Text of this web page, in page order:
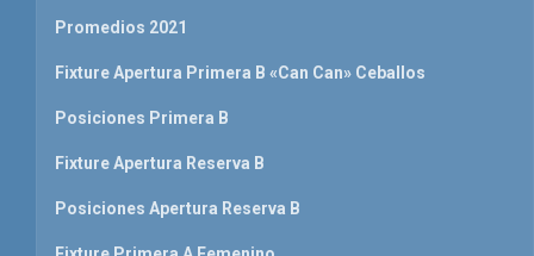
Promedios 2021
Fixture Apertura Primera B «Can Can» Ceballos
Posiciones Primera B
Fixture Apertura Reserva B
Posiciones Apertura Reserva B